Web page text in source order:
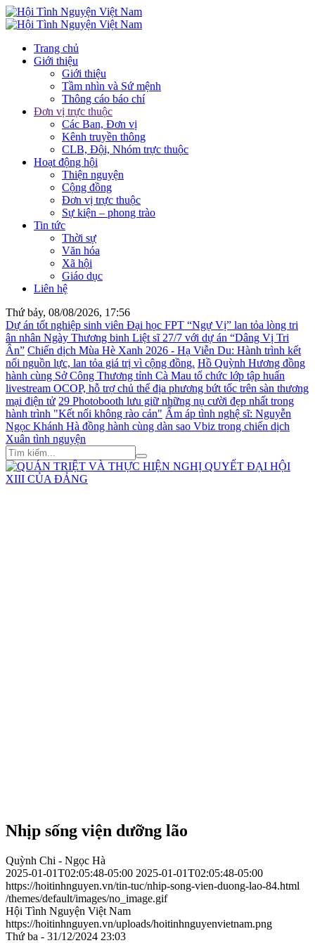
Trang chủ
Giới thiệu
Giới thiệu
Tầm nhìn và Sứ mệnh
Thông cáo báo chí
Đơn vị trực thuộc
Các Ban, Đơn vị
Kênh truyền thông
CLB, Đội, Nhóm trực thuộc
Hoạt động hội
Thiện nguyện
Cộng đồng
Đơn vị trực thuộc
Sự kiện – phong trào
Tin tức
Thời sự
Văn hóa
Xã hội
Giáo dục
Liên hệ
Thứ bảy, 08/08/2026, 17:56
Dự án tốt nghiệp sinh viên Đại học FPT “Ngự Vị” lan tỏa lòng tri
ân nhân Ngày Thương binh Liệt sĩ 27/7 với dự án “Dâng Vị Tri
Ân” Chiến dịch Mùa Hè Xanh 2026 - Hạ Viễn Du: Hành trình kết
nối nguồn lực, lan tỏa giá trị vì cộng đồng. Hồ Quỳnh Hương đồng
hành cùng Sở Công Thương tỉnh Cà Mau tổ chức lớp tập huấn
livestream OCOP, hỗ trợ chủ thể địa phương bứt tốc trên sàn thương
mại điện tử 29 Photobooth lưu giữ những nụ cười đẹp nhất trong
hành trình "Kết nối không rào cản" Ấm áp tình nghệ sĩ: Nguyễn
Ngọc Khánh Hà đồng hành cùng dàn sao Vbiz trong chiến dịch
Xuân tình nguyện
Nhịp sống viện dưỡng lão
Quỳnh Chi - Ngọc Hà
2025-01-01T02:05:48-05:00 2025-01-01T02:05:48-05:00
https://hoitinhnguyen.vn/tin-tuc/nhip-song-vien-duong-lao-84.html
/themes/default/images/no_image.gif
Hội Tình Nguyện Việt Nam
https://hoitinhnguyen.vn/uploads/hoitinhnguyenvietnam.png
Thứ ba - 31/12/2024 23:03